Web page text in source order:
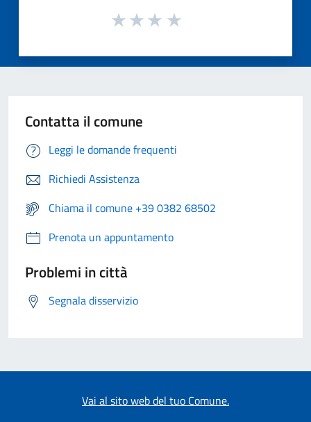
Contatta il comune
Leggi le domande frequenti
Richiedi Assistenza
Chiama il comune +39 0382 68502
Prenota un appuntamento
Problemi in città
Segnala disservizio
Vai al sito web del tuo Comune.